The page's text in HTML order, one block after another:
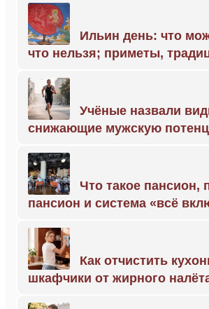
Ильин день: что
что нельзя; приметы,
Учёные назвали
снижающие мужскую
Что такое пансион,
пансион и система «всё
Как отчистить
шкафчики от жирного